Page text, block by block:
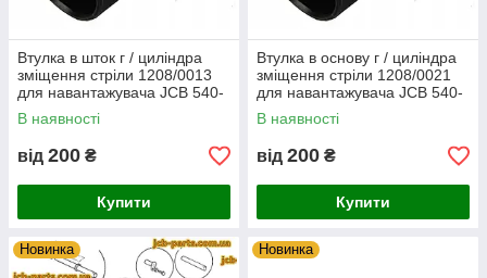
Втулка в шток г / циліндра
зміщення стріли 1208/0013
для навантажувача JCB 540-
170
В наявності
від 200 ₴
Купити
Втулка в основу г / циліндра
зміщення стріли 1208/0021
для навантажувача JCB 540-
140
В наявності
від 200 ₴
Купити
Новинка Новинка